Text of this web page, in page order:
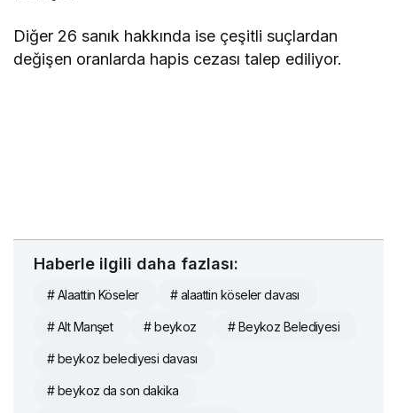
Diğer 26 sanık hakkında ise çeşitli suçlardan
değişen oranlarda hapis cezası talep ediliyor.
Haberle ilgili daha fazlası:
# Alaattin Köseler # alaattin köseler davası
# Alt Manşet # beykoz # Beykoz Belediyesi
# beykoz belediyesi davası
# beykoz da son dakika